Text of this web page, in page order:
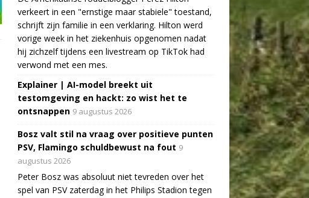
verkeert in een "ernstige maar stabiele" toestand,
schrijft zijn familie in een verklaring. Hilton werd
vorige week in het ziekenhuis opgenomen nadat
hij zichzelf tijdens een livestream op TikTok had
verwond met een mes.
Explainer | AI-model breekt uit
testomgeving en hackt: zo wist het te
ontsnappen 9 augustus 2026
Bosz valt stil na vraag over positieve punten
PSV, Flamingo schuldbewust na fout 9
augustus 2026
Peter Bosz was absoluut niet tevreden over het
spel van PSV zaterdag in het Philips Stadion tegen